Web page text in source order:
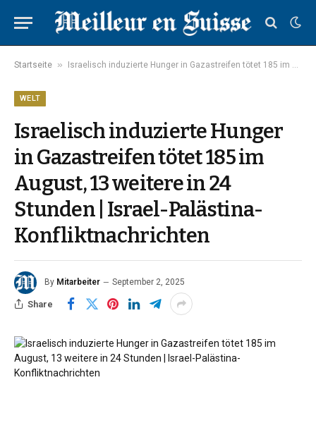
Startseite » Israelisch induzierte Hunger in Gazastreifen tötet 185 im August, 13 weitere in 24 Stunden | Israel-Palästina-Konfliktnachrichten
WELT
Israelisch induzierte Hunger
in Gazastreifen tötet 185 im
August, 13 weitere in 24
Stunden | Israel-Palästina-
Konfliktnachrichten
By Mitarbeiter September 2, 2025
Share